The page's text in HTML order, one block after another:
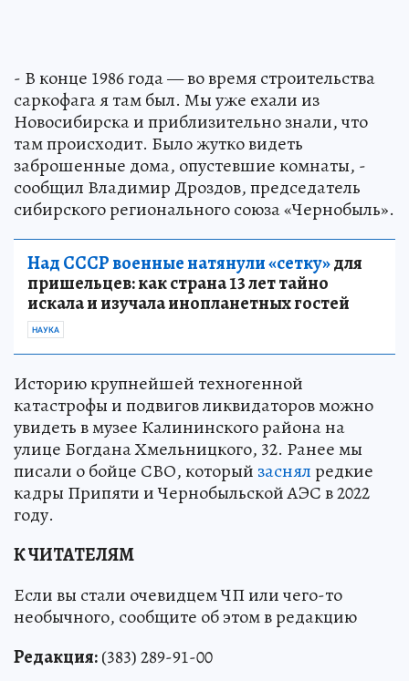
- В конце 1986 года — во время строительства
саркофага я там был. Мы уже ехали из
Новосибирска и приблизительно знали, что
там происходит. Было жутко видеть
заброшенные дома, опустевшие комнаты, -
сообщил Владимир Дроздов, председатель
cибирского регионального союза «Чернобыль».
Над СССР военные натянули «сетку»для
пришельцев: как страна 13 лет тайно
искала и изучала инопланетных гостей
НАУКА
Историю крупнейшей техногенной
катастрофы и подвигов ликвидаторов можно
увидеть в музее Калининского района на
улице Богдана Хмельницкого, 32. Ранее мы
писали о бойце СВО, который заснялредкие
кадры Припяти и Чернобыльской АЭС в 2022
году.
К ЧИТАТЕЛЯМ
Если вы стали очевидцем ЧП или чего-то
необычного, сообщите об этом в редакцию
Редакция:(383) 289-91-00